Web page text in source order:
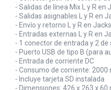
- Salidas de línea Mix L y R en
- Salidas asignables L y R en
- Envío y retorno L y R en
- Entradas externas L y R en
- 1 conector de entrada y 2 de
- Puerto USB de tipo B (para
- Entrada de corriente DC
- Consumo de corriente: 2000
- Incluye tarjeta SD instalada
- Dimensiones: 426 x 263 x 60